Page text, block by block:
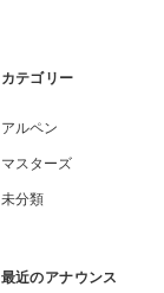
Sidebar
カテゴリー
アルペン
マスターズ
未分類
最近のアナウンス